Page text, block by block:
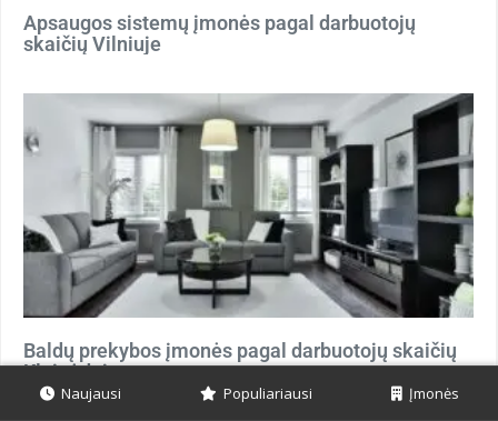
Apsaugos sistemų įmonės pagal darbuotojų
skaičių Vilniuje
Baldų prekybos įmonės pagal darbuotojų skaičių
Klaipėdoje
Naujausi Populiariausi Įmonės